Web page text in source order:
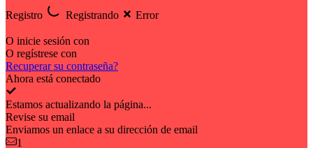
Registro
Registrando Error
O inicie sesión con
O regístrese con
Recuperar su contraseña?
Ahora está conectado
Estamos actualizando la página...
Revise su email
Enviamos un enlace a su dirección de email
1